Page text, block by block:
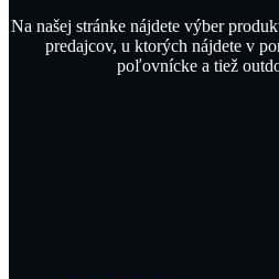
Na našej stránke nájdete výber
predajcov, u ktorých nájdete v
poľovnícke a tiež